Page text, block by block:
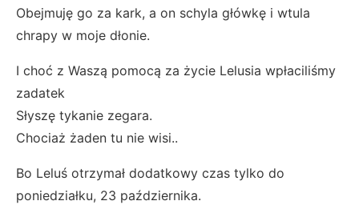
Obejmuję go za kark, a on schyla główkę i wtula
chrapy w moje dłonie.
I choć z Waszą pomocą za życie Lelusia wpłaciliśmy
zadatek
Słyszę tykanie zegara.
Chociaż żaden tu nie wisi..
Bo Leluś otrzymał dodatkowy czas tylko do
poniedziałku, 23 października.